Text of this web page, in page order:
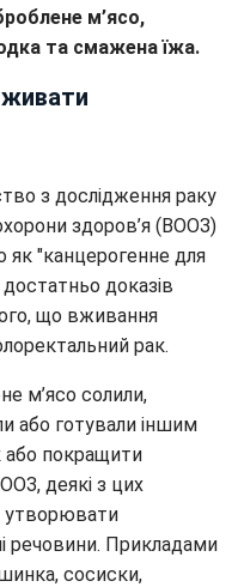
м’ясо,
та смажена їжа.
з дослідження раку
здоров’я (ВООЗ)
як "канцерогенне для
доказів
що вживання
рак.
м’ясо солили,
або готували іншим
або покращити
деякі з цих
утворювати
речовини. Прикладами
сосиски,